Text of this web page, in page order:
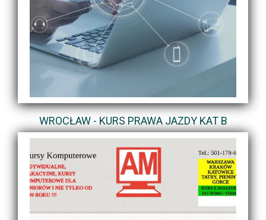
WROCŁAW - KURS PRAWA JAZDY KAT B